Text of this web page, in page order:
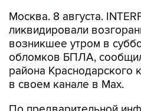
Москва. 8 августа.
ликвидировали
возникшее утром в
обломков БПЛА,
района Краснодарского
в своем канале в Max.